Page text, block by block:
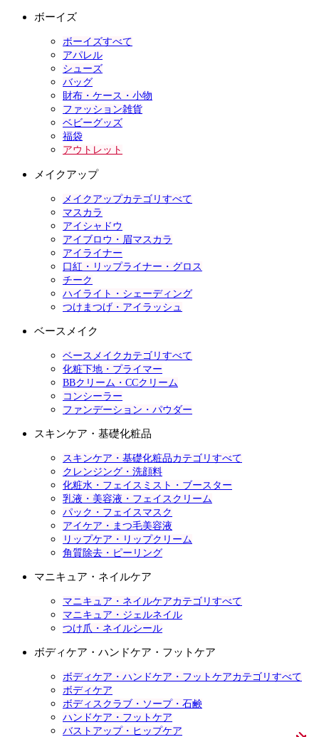
ボーイズ
ボーイズすべて
アパレル
シューズ
バッグ
財布・ケース・小物
ファッション雑貨
ベビーグッズ
福袋
アウトレット
メイクアップ
メイクアップカテゴリすべて
マスカラ
アイシャドウ
アイブロウ・眉マスカラ
アイライナー
口紅・リップライナー・グロス
チーク
ハイライト・シェーディング
つけまつげ・アイラッシュ
ベースメイク
ベースメイクカテゴリすべて
化粧下地・プライマー
BBクリーム・CCクリーム
コンシーラー
ファンデーション・パウダー
スキンケア・基礎化粧品
スキンケア・基礎化粧品カテゴリすべて
クレンジング・洗顔料
化粧水・フェイスミスト・ブースター
乳液・美容液・フェイスクリーム
パック・フェイスマスク
アイケア・まつ毛美容液
リップケア・リップクリーム
角質除去・ピーリング
マニキュア・ネイルケア
マニキュア・ネイルケアカテゴリすべて
マニキュア・ジェルネイル
つけ爪・ネイルシール
ボディケア・ハンドケア・フットケア
ボディケア・ハンドケア・フットケアカテゴリすべて
ボディケア
ボディスクラブ・ソープ・石鹸
ハンドケア・フットケア
バストアップ・ヒップケア